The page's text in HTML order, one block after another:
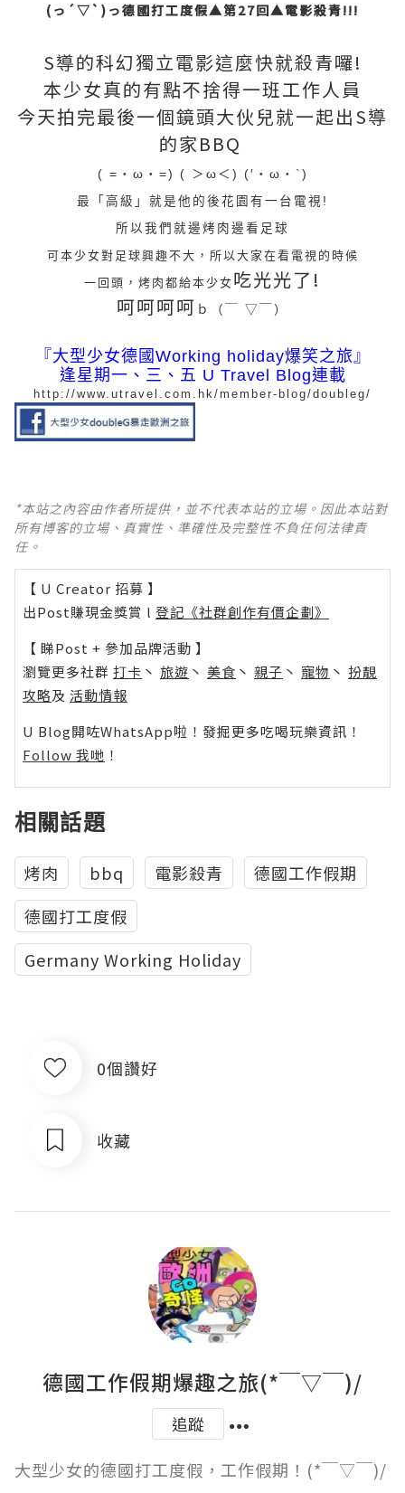
(っ´▽`)っ德國打工度假▲第27回▲電影殺青!!!
S導的科幻獨立電影這麼快就殺青囉!
本少女真的有點不捨得一班工作人員
今天拍完最後一個鏡頭大伙兒就一起出S導
的家BBQ
( =・ω・=) ( ＞ω＜) (′・ω・`)
最「高級」就是他的後花園有一台電視!
所以我們就邊烤肉邊看足球
可本少女對足球興趣不大，所以大家在看電視的時候
一回頭，烤肉都給本少女 吃光光了!
呵呵呵呵 ｂ（￣ ▽￣）
『大型少女德國Working holiday爆笑之旅』
逢星期一、三、五 U Travel Blog連載
http://www.utravel.com.hk/member-blog/doubleg/
*本站之內容由作者所提供，並不代表本站的立場。因此本站對
所有博客的立場、真實性、準確性及完整性不負任何法律責
任。
【 U Creator 招募 】
出Post賺現金獎賞 l 登記《社群創作有價企劃》
【 睇Post + 參加品牌活動 】
瀏覽更多社群 打卡 丶 旅遊 丶 美食 丶 親子 丶 寵物 丶 扮靚
攻略及 活動情報
U Blog開咗WhatsApp啦！發掘更多吃喝玩樂資訊！
Follow 我哋 ！
相關話題
烤肉 bbq 電影殺青
德國工作假期
德國打工度假
Germany Working Holiday
0個讚好
收藏
德國工作假期爆趣之旅(*￣▽￣)/
追蹤
大型少女的德國打工度假，工作假期！(*￣▽￣)/